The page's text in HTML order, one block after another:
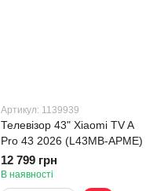
Артикул: 1139939
Телевізор 43" Xiaomi TV A
Pro 43 2026 (L43MB-APME)
12 799 грн
В наявності